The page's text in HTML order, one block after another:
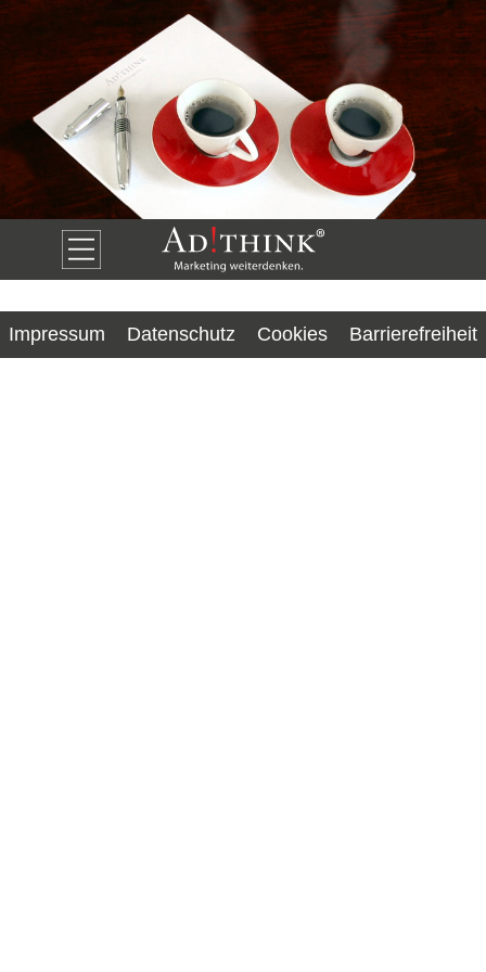
Impressum Datenschutz Cookies Barrierefreiheit